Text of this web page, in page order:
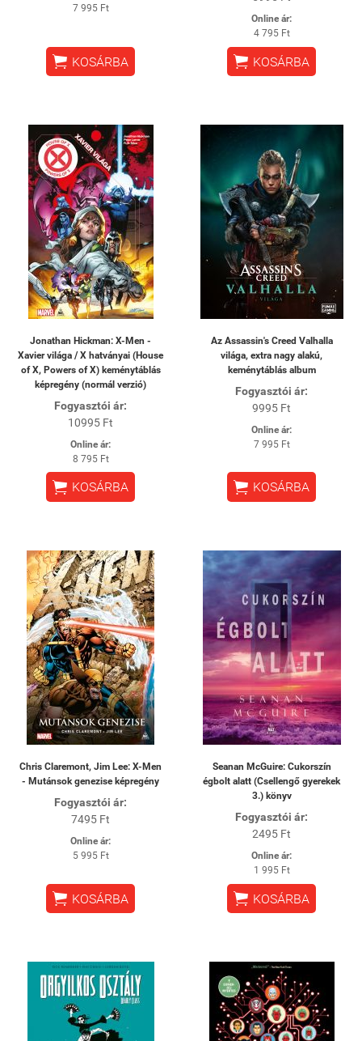
7 995 Ft
 KOSÁRBA
Online ár:
4 795 Ft
 KOSÁRBA
Jonathan Hickman: X-Men -
Xavier világa / X hatványai (House
of X, Powers of X) keménytáblás
képregény (normál verzió)
Fogyasztói ár:
10995 Ft
Online ár:
8 795 Ft
 KOSÁRBA
Az Assassin's Creed Valhalla
világa, extra nagy alakú,
keménytáblás album
Fogyasztói ár:
9995 Ft
Online ár:
7 995 Ft
 KOSÁRBA
Chris Claremont, Jim Lee: X-Men
- Mutánsok genezise képregény
Fogyasztói ár:
7495 Ft
Online ár:
5 995 Ft
 KOSÁRBA
Seanan McGuire: Cukorszín
égbolt alatt (Csellengő gyerekek
3.) könyv
Fogyasztói ár:
2495 Ft
Online ár:
1 995 Ft
 KOSÁRBA